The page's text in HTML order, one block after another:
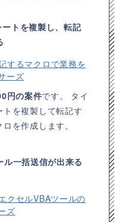
トを複製し、転記
するマクロで業務を
ーズ
円の案件です。 タイ
トを複製して転記す
を作成します。
ル一括送信が出来る
クセルVBAツールの
ズ